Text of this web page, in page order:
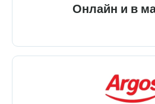
Онлайн и в